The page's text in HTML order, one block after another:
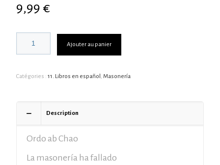
9,99 €
Ajouter au panier
Catégories : 11. Libros en español , Masonería
Description
Ordo ab Chao
La masonería ha fallado